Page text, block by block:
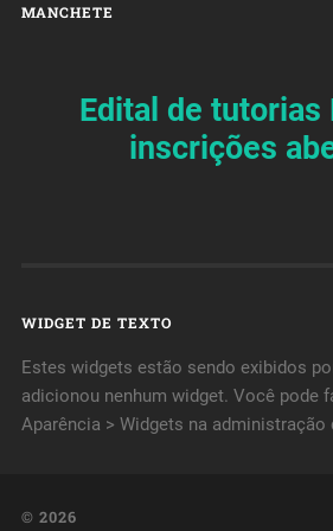
MANCHETE
Edital de tutorias
inscrições
WIDGET DE TEXTO
Estes widgets estão sendo exibidos
adicionou nenhum widget. Você pode
Aparência > Widgets na administração
© 2026